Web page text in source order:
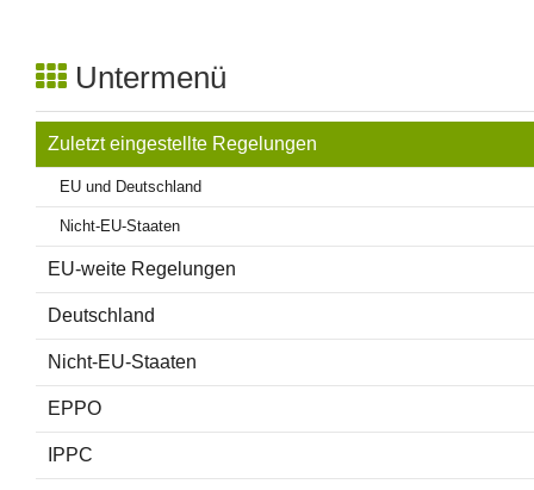
Untermenü
Zuletzt eingestellte Regelungen
EU und Deutschland
Nicht-EU-Staaten
EU-weite Regelungen
Deutschland
Nicht-EU-Staaten
EPPO
IPPC